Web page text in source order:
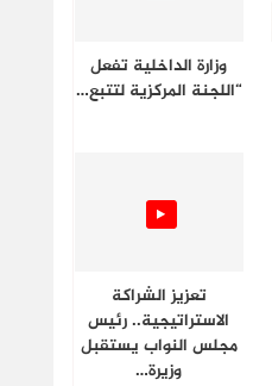
وزارة الداخلية تفعل
“اللجنة المركزية لتتبع…
تعزيز الشراكة
الاستراتيجية.. رئيس
مجلس النواب يستقبل
وزيرة…